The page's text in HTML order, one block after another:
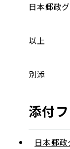
日本郵政
以上
別添
添付
日本郵